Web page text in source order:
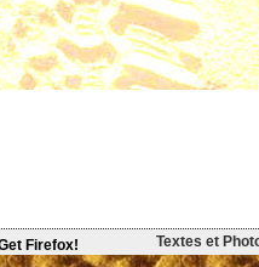
Textes et